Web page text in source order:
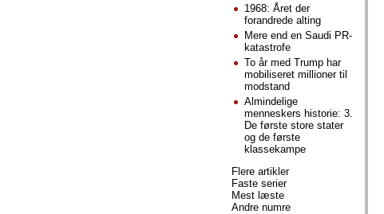
1968: Året der
forandrede alting
Mere end en Saudi PR-
katastrofe
To år med Trump har
mobiliseret millioner til
modstand
Almindelige
menneskers historie: 3.
De første store stater
og de første
klassekampe
Flere artikler
Faste serier
Mest læste
Andre numre